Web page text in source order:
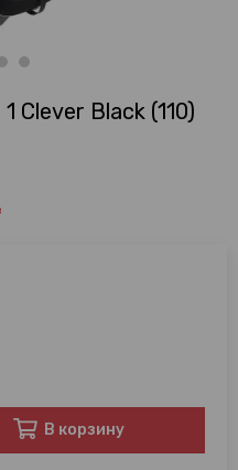
Clever Black (110)
В корзину